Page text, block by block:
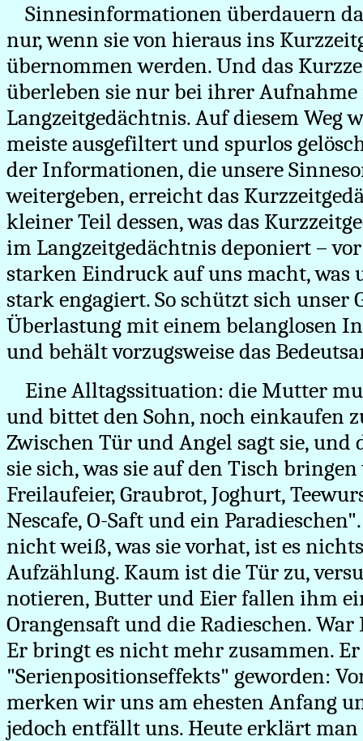
Sinnesinformationen überdauern
nur, wenn sie von hieraus ins
übernommen werden. Und das
überleben sie nur bei ihrer Aufnahme
Langzeitgedächtnis. Auf diesem Weg
meiste ausgefiltert und spurlos
der Informationen, die unsere
weitergeben, erreicht das
kleiner Teil dessen, was das
im Langzeitgedächtnis deponiert –
starken Eindruck auf uns macht, was
stark engagiert. So schützt sich unser
Überlastung mit einem belanglosen
und behält vorzugsweise das
Eine Alltagssituation: die Mutter
und bittet den Sohn, noch einkaufen
Zwischen Tür und Angel sagt sie, und
sie sich, was sie auf den Tisch
Freilaufeier, Graubrot, Joghurt,
Nescafe, O-Saft und ein
nicht weiß, was sie vorhat, ist es
Aufzählung. Kaum ist die Tür zu,
notieren, Butter und Eier fallen ihm
Orangensaft und die Radieschen.
Er bringt es nicht mehr zusammen.
"Serienpositionseffekts" geworden:
merken wir uns am ehesten Anfang
jedoch entfällt uns. Heute erklärt man